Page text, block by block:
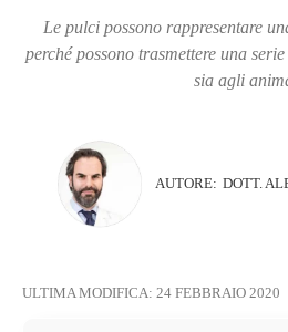
Le pulci possono rappresentare
perché possono trasmettere una
sia agli
AUTORE: DOTT.
ULTIMA MODIFICA: 24 FEBBRAIO 2020